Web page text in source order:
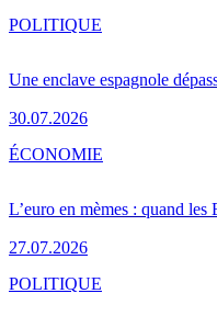
Une enclave espagnole
30.07.2026
POLITIQUE
L’euro en mèmes : quand
27.07.2026
ÉCONOMIE
POLITIQUE